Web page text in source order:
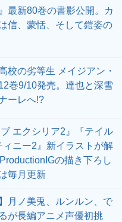
最新80巻の書影公開。カ
信、蒙恬、そして鎧姿の
校の劣等生 メイジアン・
巻9/10発売。達也と深雪
ーレへ!?
ブ エクシリア2』『テイル
ィニー2』新イラストが解
の描き下ろし
毎月更新
月ノ美兎、ルンルン、で
が長編アニメ声優初挑